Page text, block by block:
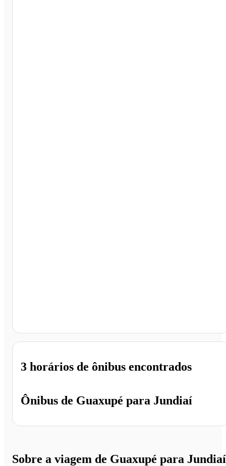
Ônibus de Guaxupé para Jundiaí
3 horários de ônibus encontrados
Sobre a viagem de Guaxupé para Jundiaí